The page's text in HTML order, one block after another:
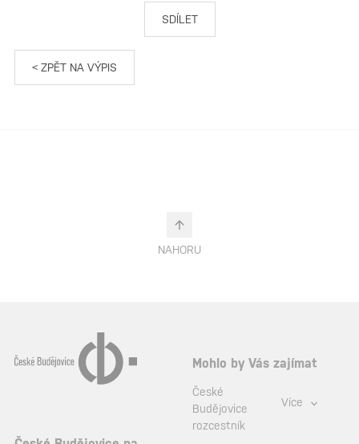
SDÍLET
< ZPĚT NA VÝPIS
NAHORU
Mohlo by Vás zajímat
České
Budějovice
rozcestník
Více